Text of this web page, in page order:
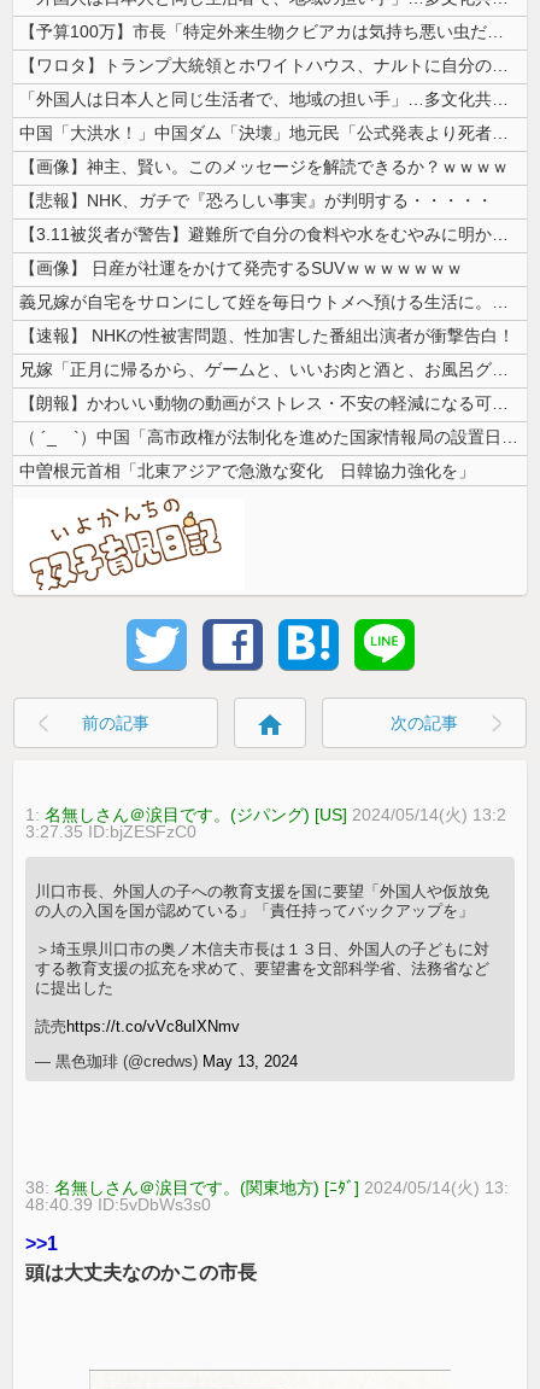
【予算100万】市長「特定外来生物クビアカは気持ち悪い虫だしそんな需要...
【ワロタ】トランプ大統領とホワイトハウス、ナルトに自分の顔を合成して投...
「外国人は日本人と同じ生活者で、地域の担い手」…多文化共生実現への提言...
中国「大洪水！」中国ダム「決壊」地元民「公式発表より死者多い！」中国政...
【画像】神主、賢い。このメッセージを解読できるか？ｗｗｗｗ
【悲報】NHK、ガチで『恐ろしい事実』が判明する・・・・・
【3.11被災者が警告】避難所で自分の食料や水をむやみに明かしてはいけ...
【画像】 日産が社運をかけて発売するSUVｗｗｗｗｗｗｗ
義兄嫁が自宅をサロンにして姪を毎日ウトメへ預ける生活に。数年後、そのツ...
【速報】 NHKの性被害問題、性加害した番組出演者が衝撃告白！
兄嫁「正月に帰るから、ゲームと、いいお肉と酒と、お風呂グッズの準備しと...
【朗報】かわいい動物の動画がストレス・不安の軽減になる可能性。英大学の...
（ ´_ゝ`）中国「高市政権が法制化を進めた国家情報局の設置日が7月3...
中曽根元首相「北東アジアで急激な変化 日韓協力強化を」
前の記事 home 次の記事
1:名無しさん＠涙目です。(ジパング) [US] 2024/05/14(火) 13:2
3:27.35 ID:bjZESFzC0
川口市長、外国人の子への教育支援を国に要望「外国人や仮放免
の人の入国を国が認めている」「責任持ってバックアップを」
＞埼玉県川口市の奥ノ木信夫市長は１３日、外国人の子どもに対
する教育支援の拡充を求めて、要望書を文部科学省、法務省など
に提出した
読売 https://t.co/vVc8uIXNmv
— 黒色珈琲 (@credws) May 13, 2024
38:名無しさん＠涙目です。(関東地方) [ﾆﾀﾞ] 2024/05/14(火) 13:
48:40.39 ID:5vDbWs3s0
>>1
頭は大丈夫なのかこの市長